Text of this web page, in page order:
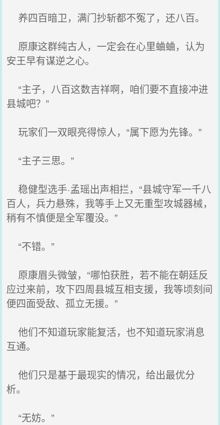
养四百暗卫，满门抄斩都不冤了，还八百。
原康这群纯古人，一定会在心里蛐蛐，认为
安王早有谋逆之心。
“主子，八百这数吉祥啊，咱们要不直接冲进
县城吧？”
玩家们一双眼亮得惊人，“属下愿为先锋。”
“主子三思。”
稳健型选手·孟瑶出声相拦，“县城守军一千八
百人，兵力悬殊，我等手上又无重型攻城器械，
稍有不慎便是全军覆没。”
“不错。”
原康眉头微皱，“哪怕获胜，若不能在朝廷反
应过来前，攻下四周县城互相支援，我等顷刻间
便四面受敌、孤立无援。”
他们不知道玩家能复活，也不知道玩家消息
互通。
他们只是基于最现实的情况，给出最优分
析。
“无妨。”